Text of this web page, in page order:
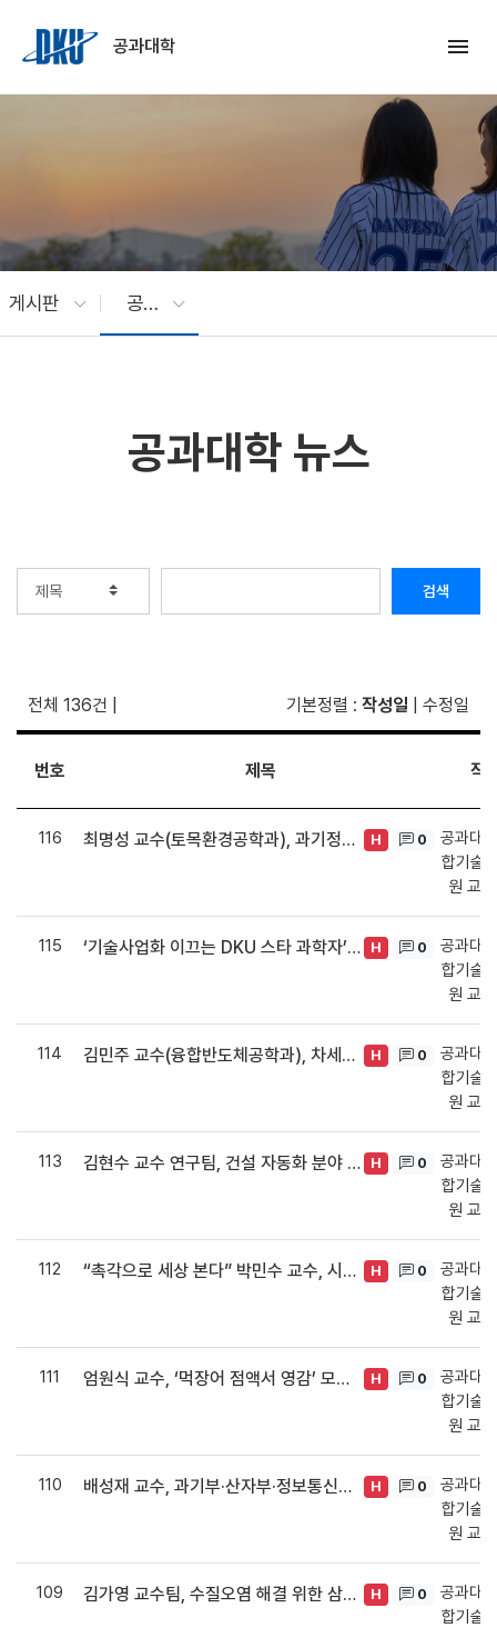
공과대학
menu
게시판 공과대학 뉴스
공과대학 뉴스
검색
전체 136건 기본정렬 : 작성일 수정일
번호 제목 작
116 최명성 교수(토목환경공학과), 과기정통부 글로벌 선도연구센터(ERC)사업 선정 H 0
공과대
합기술·
원 교
115 ‘기술사업화 이끄는 DKU 스타 과학자’ 임성한·장영주 교수, 대학기술경영촉진사업 선정 H 0
공과대
합기술·
원 교
114 김민주 교수(융합반도체공학과), 차세대지능형반도체사업 선정 H 0
공과대
합기술·
원 교
113 김현수 교수 연구팀, 건설 자동화 분야 세계 최상위 SCI 저널에 논문 잇달아 게재 H 0
공과대
합기술·
원 교
112 “촉각으로 세상 본다” 박민수 교수, 시각 대체할 웨어러블 개발 연구 Nature 등재 H 0
공과대
합기술·
원 교
111 엄원식 교수, ‘먹장어 점액서 영감’ 모발보다 100배 얇고 질긴 3D프린팅 섬유 개발 H 0
공과대
합기술·
원 교
110 배성재 교수, 과기부·산자부·정보통신산업진흥원 등 3관왕 달성 H 0
공과대
합기술·
원 교
109 김가영 교수팀, 수질오염 해결 위한 삼상계면 광촉매 기술 개발 H 0
공과대
합기술·